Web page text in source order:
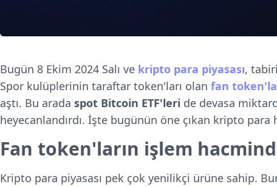
Bugün 8 Ekim 2024 Salı ve kripto para piyasası,
Spor kulüplerinin taraftar token'ları olan fan
aştı. Bu arada spot Bitcoin ETF'leri de devasa
heyecanlandırdı. İşte bugünün öne çıkan kripto para
Fan token'ların işlem
Kripto para piyasası pek çok yenilikçi ürüne sahip.